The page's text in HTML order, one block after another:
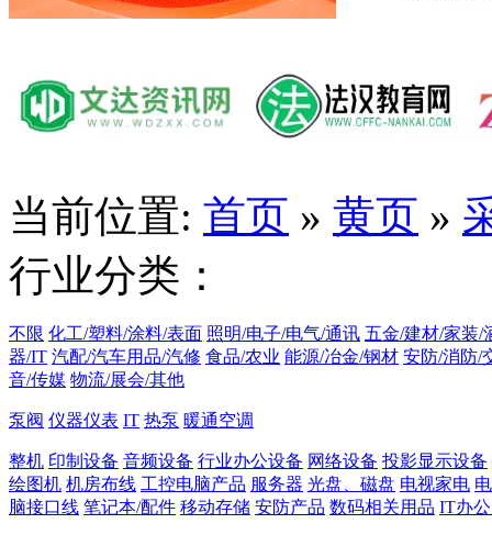
当前位置: 首页 » 黄页 »
行业分类：
不限 化工/塑料/涂料/表面 照明/电子/电气/通讯 五金/建材/家装/
器/IT 汽配/汽车用品/汽修 食品/农业 能源/冶金/钢材 安防/消防/
音/传媒 物流/展会/其他
泵阀 仪器仪表 IT 热泵 暖通空调
整机 印制设备 音频设备 行业办公设备 网络设备 投影显示设备
绘图机 机房布线 工控电脑产品 服务器 光盘、磁盘 电视家电
脑接口线 笔记本/配件 移动存储 安防产品 数码相关用品 IT办